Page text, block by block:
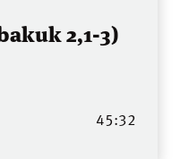
2,1-3)
45:32